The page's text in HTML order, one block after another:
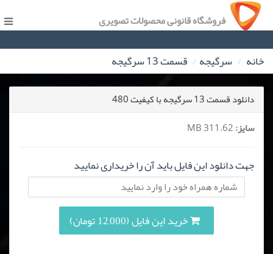
فروشگاه قانونی محصولات تصویری
خانه سرگیجه قسمت 13 سرگیجه
دانلود قسمت 13 سرگیجه با کیفیت 480
سایز:
جهت دانلود این فایل باید آن را خریداری نمایید
خرید این فایل (12,000 تومان)